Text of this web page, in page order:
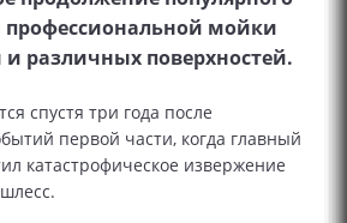
профессиональной мойки
различных поверхностей.
спустя три года после
первой части, когда главный
катастрофическое извержение